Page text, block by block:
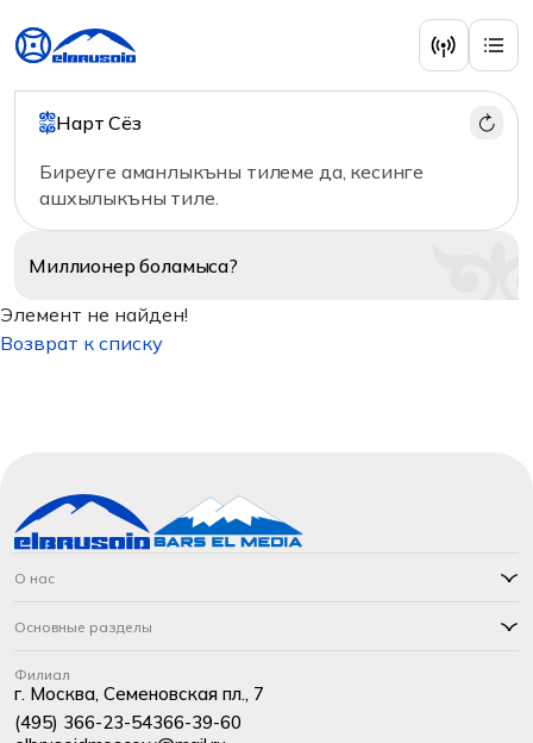
Нарт Сёз
Биреуге аманлыкъны тилеме да, кесинге
ашхылыкъны тиле.
Миллионерболамыса?
Элемент не найден!
Возврат к списку
О нас
Основные разделы
Филиал
г. Москва, Семеновская пл., 7
(495) 366-23-54366-39-60